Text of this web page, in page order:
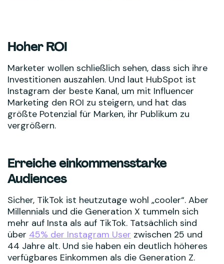
Hoher ROI
Marketer wollen schließlich sehen, dass sich ihre
Investitionen auszahlen. Und laut HubSpot ist
Instagram der beste Kanal, um mit Influencer
Marketing den ROI zu steigern, und hat das
größte Potenzial für Marken, ihr Publikum zu
vergrößern.
Erreiche einkommensstarke
Audiences
Sicher, TikTok ist heutzutage wohl „cooler“. Aber
Millennials und die Generation X tummeln sich
mehr auf Insta als auf TikTok. Tatsächlich sind
über 45% der Instagram User zwischen 25 und
44 Jahre alt. Und sie haben ein deutlich höheres
verfügbares Einkommen als die Generation Z.